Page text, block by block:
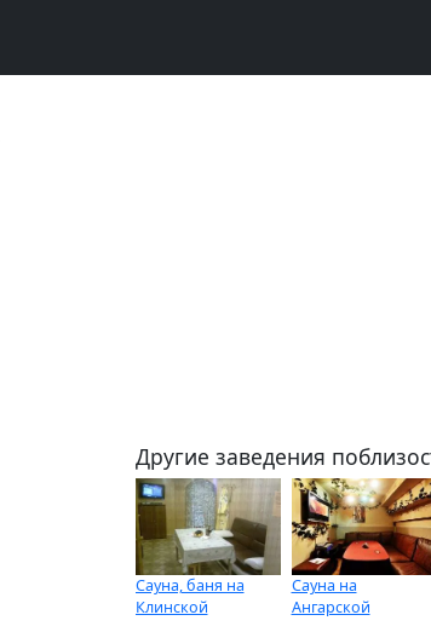
Другие заведения
Сауна, баня на
Клинской
Сауна на
Ангарской